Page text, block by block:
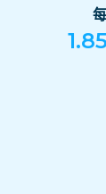
1.85